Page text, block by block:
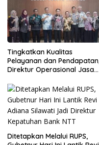
Tingkatkan Kualitas
Pelayanan dan
Direktur Operasional Jasa
di Lampung dan Tinjau
Samsat Rajabasa
Ditetapkan Melalui RUPS,